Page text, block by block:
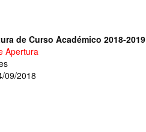
de Curso Académico 2018-2019
Apertura
09/2018